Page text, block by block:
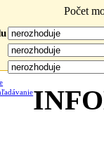
Počet
: